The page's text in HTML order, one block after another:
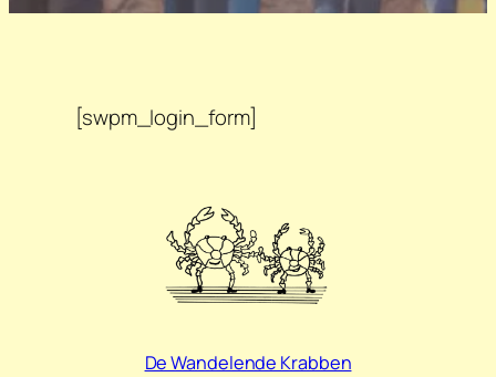
[swpm_login_form]
De Wandelende Krabben